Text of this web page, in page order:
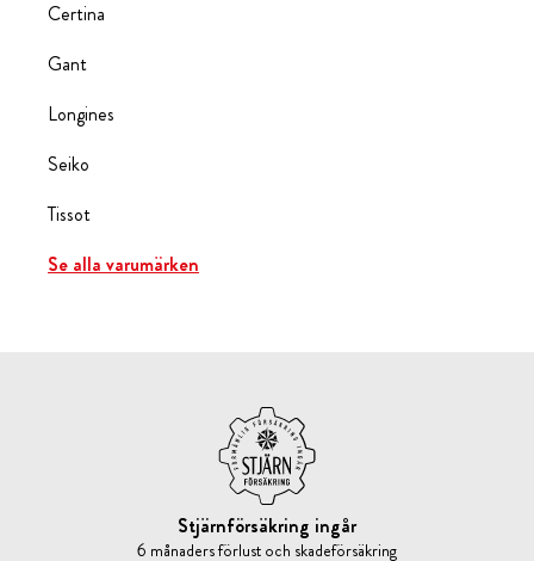
Certina
Gant
Longines
Seiko
Tissot
Se alla varumärken
Stjärnförsäkring ingår
6 månaders förlust och skadeförsäkring